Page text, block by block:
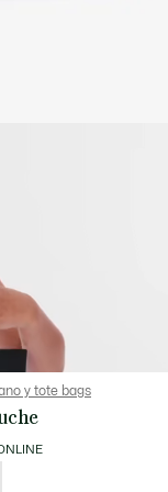
y tote bags